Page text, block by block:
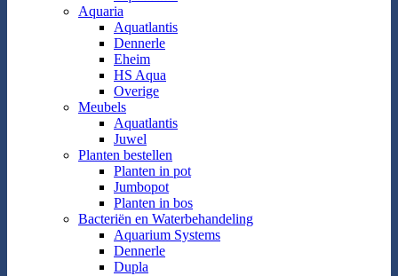
Aquaria
Aquatlantis
Dennerle
Eheim
HS Aqua
Overige
Meubels
Aquatlantis
Juwel
Planten bestellen
Planten in pot
Jumbopot
Planten in bos
Bacteriën en Waterbehandeling
Aquarium Systems
Dennerle
Dupla